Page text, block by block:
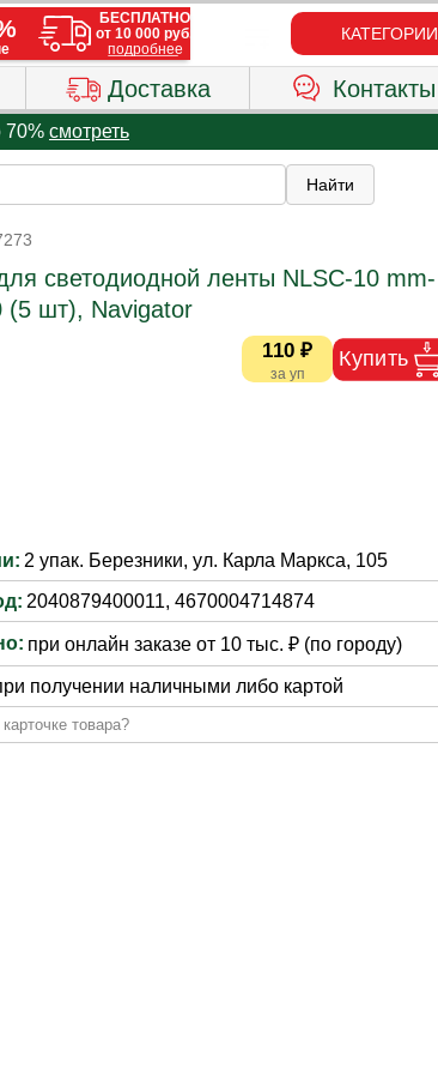
КАТЕГОРИИ
Доставка Контакты
70% смотреть
светодиодной ленты NLSC-10 mm-
(5 шт), Navigator
110 ₽
2 упак. Березники, ул. Карла Маркса, 105
2040879400011, 4670004714874
при онлайн заказе от 10 тыс. ₽ (по городу)
получении наличными либо картой
товара?